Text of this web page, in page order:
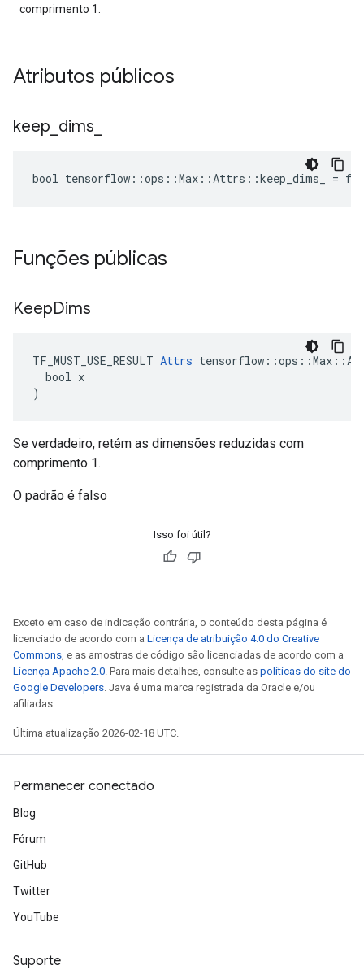
comprimento 1.
Atributos públicos
keep dims
bool tensorflow::ops::Max::Attrs::keep_dims_ =
Funções públicas
KeepDims
TF_MUST_USE_RESULT Attrs
  bool x
)
Se verdadeiro, retém as dimensões reduzidas com
comprimento 1.
O padrão é falso
Isso foi útil?
Exceto em caso de indicação contrária, o conteúdo desta página é
licenciado de acordo com a Licença de atribuição 4.0 do Creative
Commons, e as amostras de código são licenciadas de acordo com a
Licença Apache 2.0. Para mais detalhes, consulte as políticas do site do
Google Developers. Java é uma marca registrada da Oracle e/ou
afiliadas.
Última atualização 2026-02-18 UTC.
Permanecer conectado
Blog
Fórum
GitHub
Twitter
YouTube
Suporte